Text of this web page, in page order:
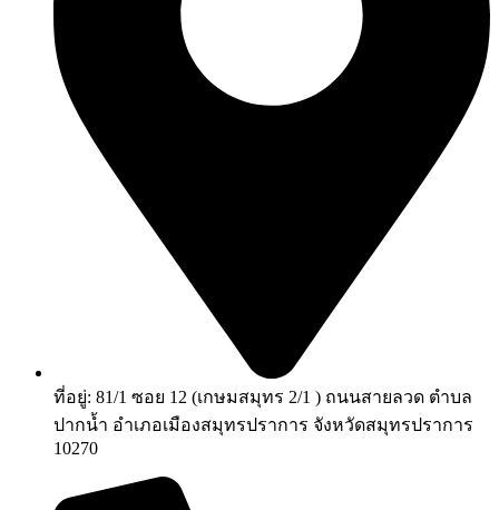
ที่อยู่: 81/1 ซอย 12 (เกษมสมุทร 2/1 ) ถนนสายลวด ตำบล
ปากน้ำ อำเภอเมืองสมุทรปราการ จังหวัดสมุทรปราการ
10270